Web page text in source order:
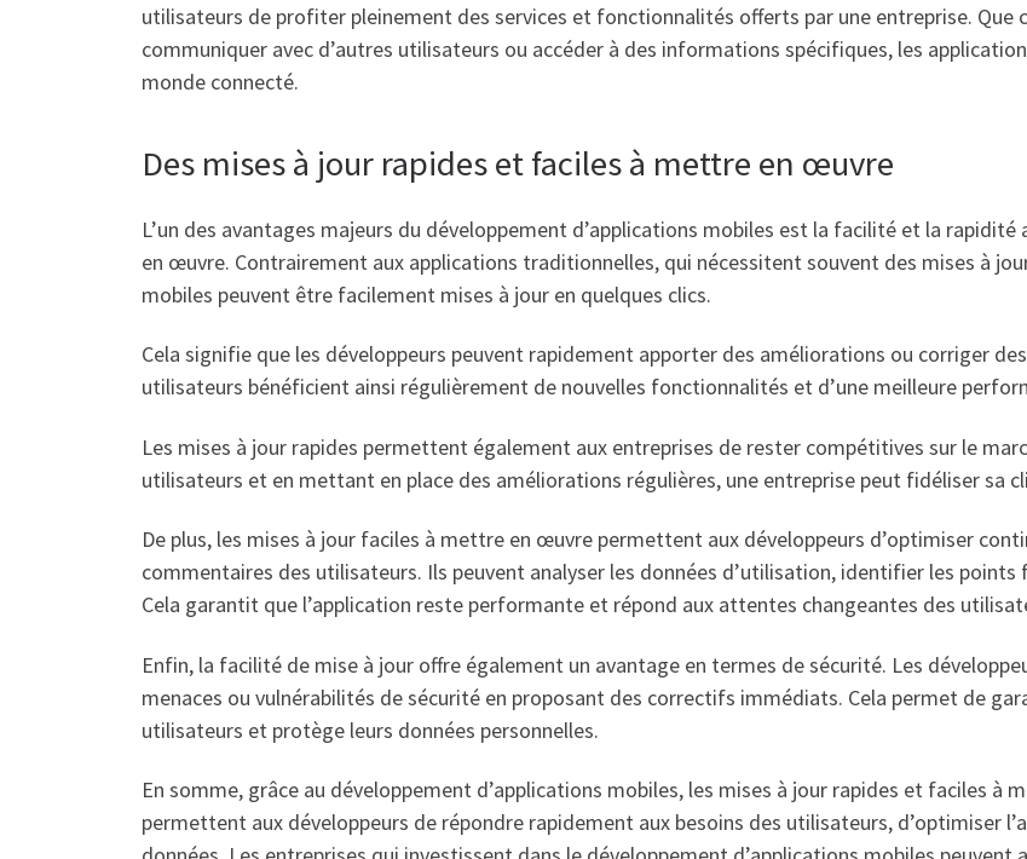
utilisateurs de profiter pleinement des services et fonctionnalités offerts par une entreprise. Que
communiquer avec d’autres utilisateurs ou accéder à des informations spécifiques, les
monde connecté.
Des mises à jour rapides et faciles à mettre en œuvre
L’un des avantages majeurs du développement d’applications mobiles est la facilité et la
en œuvre. Contrairement aux applications traditionnelles, qui nécessitent souvent des mises à
mobiles peuvent être facilement mises à jour en quelques clics.
Cela signifie que les développeurs peuvent rapidement apporter des améliorations ou corriger
utilisateurs bénéficient ainsi régulièrement de nouvelles fonctionnalités et d’une meilleure
Les mises à jour rapides permettent également aux entreprises de rester compétitives sur le
utilisateurs et en mettant en place des améliorations régulières, une entreprise peut fidéliser sa
De plus, les mises à jour faciles à mettre en œuvre permettent aux développeurs d’optimiser
commentaires des utilisateurs. Ils peuvent analyser les données d’utilisation, identifier les
Cela garantit que l’application reste performante et répond aux attentes changeantes des
Enfin, la facilité de mise à jour offre également un avantage en termes de sécurité. Les
menaces ou vulnérabilités de sécurité en proposant des correctifs immédiats. Cela permet de
utilisateurs et protège leurs données personnelles.
En somme, grâce au développement d’applications mobiles, les mises à jour rapides et faciles à
permettent aux développeurs de répondre rapidement aux besoins des utilisateurs, d’optimiser